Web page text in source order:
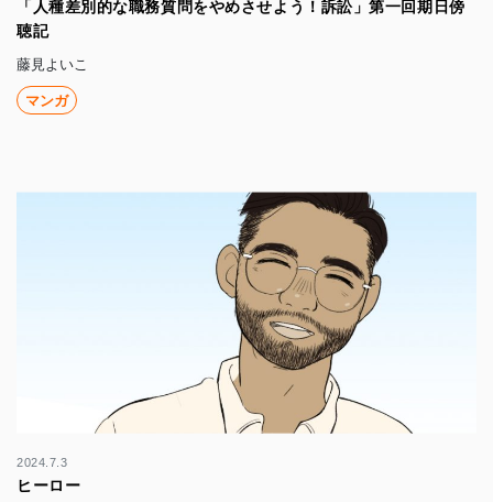
「人種差別的な職務質問をやめさせよう！訴訟」第一回期日傍
聴記
藤見よいこ
マンガ
2024.7.3
ヒーロー